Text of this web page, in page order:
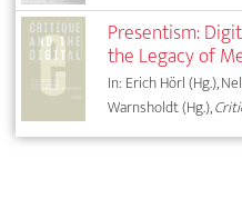
Presentism:
the Legacy of
In: Erich Hörl (Hg.),
Warnsholdt (Hg.),